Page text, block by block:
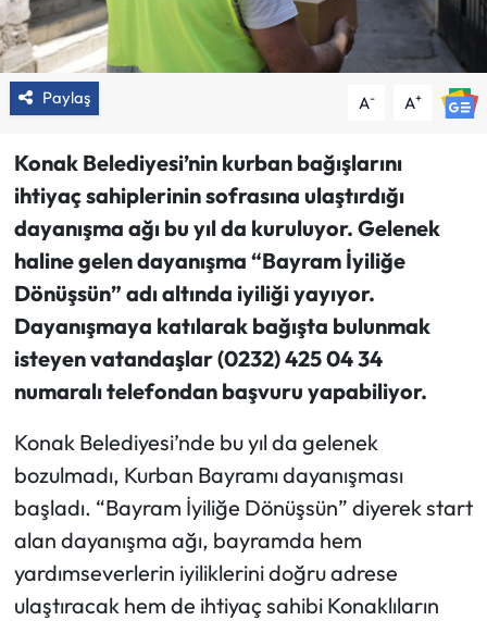
Paylaş A- A+
Konak Belediyesi’nin kurban bağışlarını
ihtiyaç sahiplerinin sofrasına ulaştırdığı
dayanışma ağı bu yıl da kuruluyor. Gelenek
haline gelen dayanışma “Bayram İyiliğe
Dönüşsün” adı altında iyiliği yayıyor.
Dayanışmaya katılarak bağışta bulunmak
isteyen vatandaşlar (0232) 425 04 34
numaralı telefondan başvuru yapabiliyor.
Konak Belediyesi’nde bu yıl da gelenek
bozulmadı, Kurban Bayramı dayanışması
başladı. “Bayram İyiliğe Dönüşsün” diyerek start
alan dayanışma ağı, bayramda hem
yardımseverlerin iyiliklerini doğru adrese
ulaştıracak hem de ihtiyaç sahibi Konaklıların